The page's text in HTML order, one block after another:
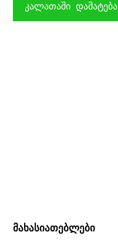
MEMORY
SVOORA
ᲙᲐᲚᲐᲗᲐᲨᲘ ᲓᲐᲛᲐᲢᲔᲑᲐ
მახასიათებლები